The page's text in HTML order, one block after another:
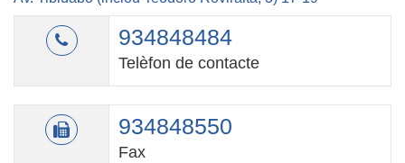
934848484
Telèfon de contacte
934848550
Fax